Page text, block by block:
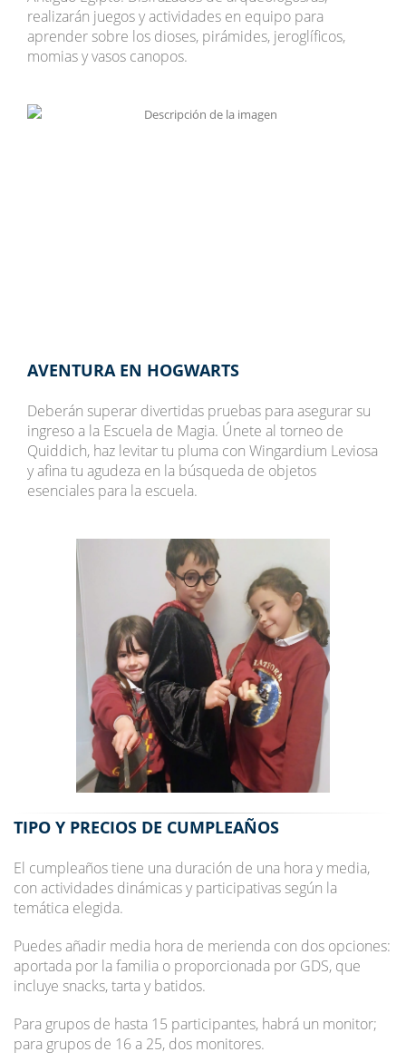
realizarán juegos y actividades en equipo para
aprender sobre los dioses, pirámides, jeroglíficos,
momias y vasos canopos.
AVENTURA EN HOGWARTS
Deberán superar divertidas pruebas para asegurar su
ingreso a la Escuela de Magia. Únete al torneo de
Quiddich, haz levitar tu pluma con Wingardium Leviosa
y afina tu agudeza en la búsqueda de objetos
esenciales para la escuela.
TIPO Y PRECIOS DE CUMPLEAÑOS
El cumpleaños tiene una duración de una hora y media,
con actividades dinámicas y participativas según la
temática elegida.
Puedes añadir media hora de merienda con dos opciones:
aportada por la familia o proporcionada por GDS, que
incluye snacks, tarta y batidos.
Para grupos de hasta 15 participantes, habrá un monitor;
para grupos de 16 a 25, dos monitores.